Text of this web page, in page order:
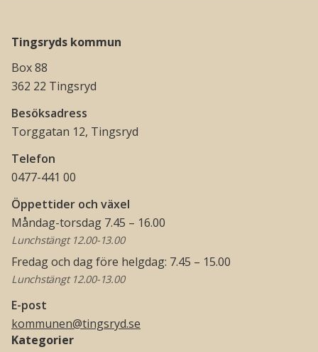
Tingsryds kommun
Box 88
362 22 Tingsryd
Besöksadress
Torggatan 12, Tingsryd
Telefon
0477-441 00
Öppettider och växel
Måndag-torsdag 7.45 – 16.00
Lunchstängt 12.00-13.00
Fredag och dag före helgdag: 7.45 – 15.00
Lunchstängt 12.00-13.00
E-post
kommunen@tingsryd.se
Kategorier